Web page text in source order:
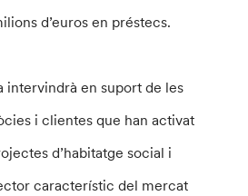
d’euros en préstecs.
intervindrà en suport de les
i clientes que han activat
d’habitatge social i
característic del mercat